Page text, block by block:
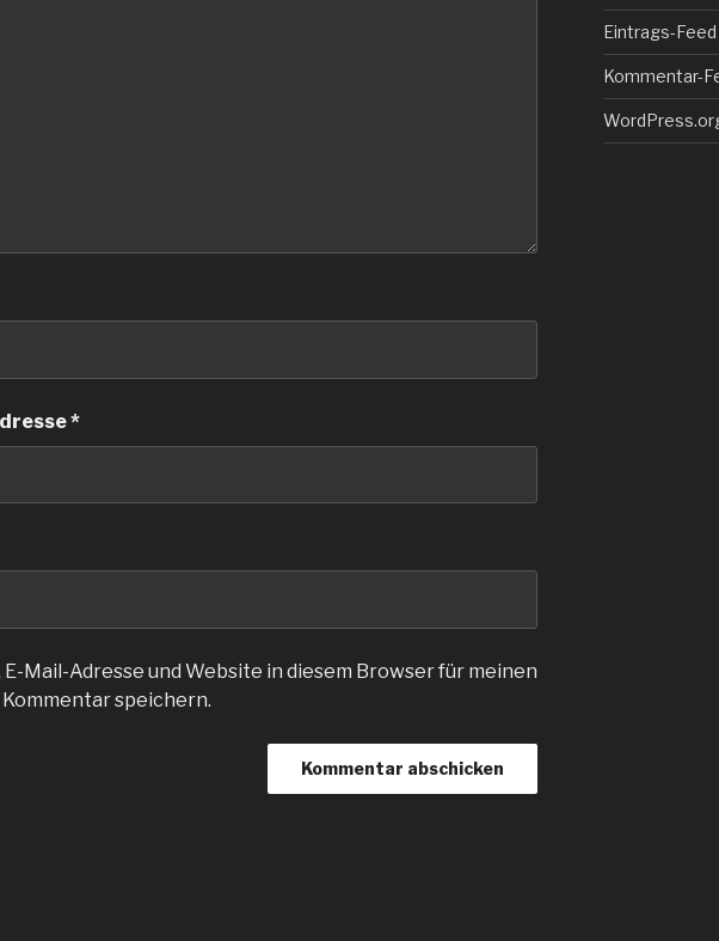
*
E-Mail-Adresse und Website in diesem Browser für meinen
speichern.
Eintrags-Feed
Kommentar-